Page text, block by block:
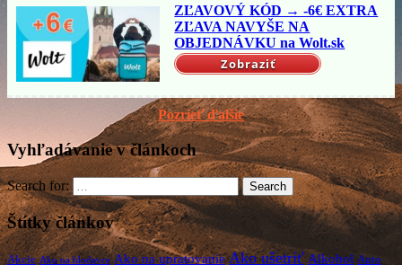
ZĽAVOVÝ KÓD → -6€ EXTRA
ZĽAVA NAVYŠE NA
OBJEDNÁVKU na Wolt.sk
Zobraziť
Pozrieť ďalšie
Vyhľadávanie v článkoch
Search for: Search
Štítky článkov
Akcie Ako na hlodavce Ako na upratovanie Ako ušetriť Alkohol Auto